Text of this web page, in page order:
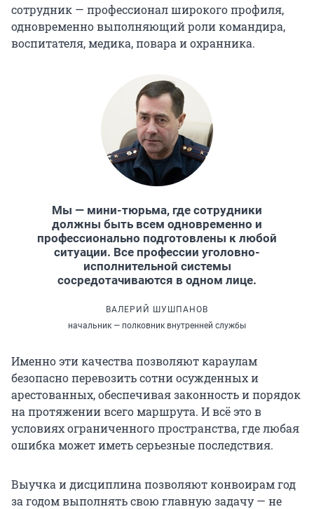
сотрудник — профессионал широкого профиля,
одновременно выполняющий роли командира,
воспитателя, медика, повара и охранника.
Мы — мини-тюрьма, где сотрудники
должны быть всем одновременно и
профессионально подготовлены к любой
ситуации. Все профессии уголовно-
исполнительной системы
сосредотачиваются в одном лице.
ВАЛЕРИЙ ШУШПАНОВ
начальник — полковник внутренней службы
Именно эти качества позволяют караулам
безопасно перевозить сотни осужденных и
арестованных, обеспечивая законность и порядок
на протяжении всего маршрута. И всё это в
условиях ограниченного пространства, где любая
ошибка может иметь серьезные последствия.
Выучка и дисциплина позволяют конвоирам год
за годом выполнять свою главную задачу — не